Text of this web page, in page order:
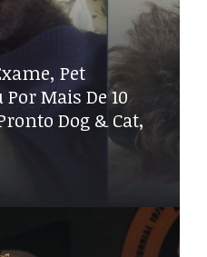
Pet
Mais De 10
Dog & Cat,